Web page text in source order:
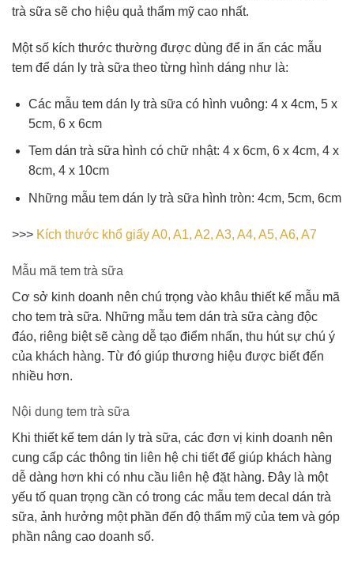
trà sữa sẽ cho hiệu quả thẩm mỹ cao nhất.
Một số kích thước thường được dùng để in ấn các mẫu
tem để dán ly trà sữa theo từng hình dáng như là:
Các mẫu tem dán ly trà sữa có hình vuông: 4 x 4cm, 5 x
5cm, 6 x 6cm
Tem dán trà sữa hình có chữ nhật: 4 x 6cm, 6 x 4cm, 4 x
8cm, 4 x 10cm
Những mẫu tem dán ly trà sữa hình tròn: 4cm, 5cm, 6cm
>>> Kích thước khổ giấy A0, A1, A2, A3, A4, A5, A6, A7
Mẫu mã tem trà sữa
Cơ sở kinh doanh nên chú trọng vào khâu thiết kế mẫu mã
cho tem trà sữa. Những mẫu tem dán trà sữa càng độc
đáo, riêng biệt sẽ càng dễ tạo điểm nhấn, thu hút sự chú ý
của khách hàng. Từ đó giúp thương hiệu được biết đến
nhiều hơn.
Nội dung tem trà sữa
Khi thiết kế tem dán ly trà sữa, các đơn vị kinh doanh nên
cung cấp các thông tin liên hệ chi tiết để giúp khách hàng
dễ dàng hơn khi có nhu cầu liên hệ đặt hàng. Đây là một
yếu tố quan trọng cần có trong các mẫu tem decal dán trà
sữa, ảnh hưởng một phần đến độ thẩm mỹ của tem và góp
phần nâng cao doanh số.